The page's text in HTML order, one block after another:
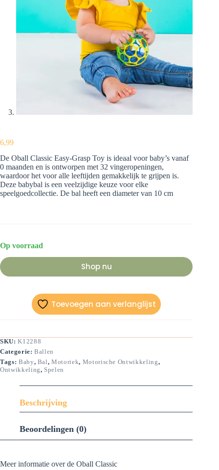
6,99
De Oball Classic Easy-Grasp Toy is ideaal voor baby’s vanaf
0 maanden en is ontworpen met 32 vingeropeningen,
waardoor het voor alle leeftijden gemakkelijk te grijpen is.
Deze babybal is een veelzijdige keuze voor elke
speelgoedcollectie. De bal heeft een diameter van 10 cm
Op voorraad
Shop nu
Toevoegen aan verlanglijst
SKU:K12288
Categorie:Ballen
Tags: Baby, Bal,Motoriek, Motorische Ontwikkeling,
Ontwikkeling, Spelen
Beschrijving
Beoordelingen (0)
Meer informatie over de Oball Classic